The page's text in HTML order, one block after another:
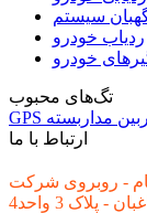
سیستم
ردیاب خودرو
خودرو
تگ‌های محبوب
GPS مداربسته
ارتباط با ما
- روبروی شرکت
پلاک 3 واحد4